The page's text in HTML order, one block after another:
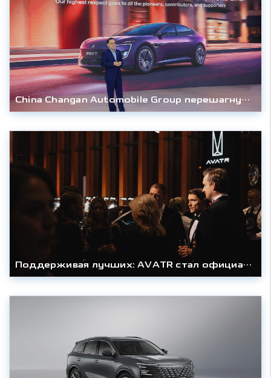
China Changan Automobile Group перешагнула отметку в 30 миллионов выпущенных автомобилей.
Поддерживая лучших: AVATR стал официальным партнером премии Forbes